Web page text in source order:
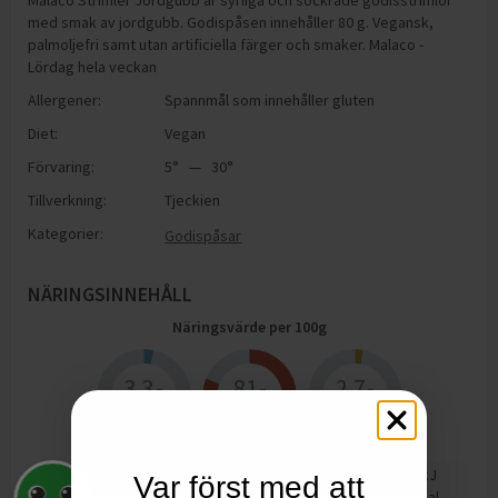
med smak av jordgubb. Godispåsen innehåller 80 g. Vegansk,
palmoljefri samt utan artificiella färger och smaker. Malaco -
Lördag hela veckan
Allergener:
Spannmål som innehåller gluten
Diet:
Vegan
Förvaring:
5° — 30°
Tillverkning:
Tjeckien
Kategorier:
Godispåsar
NÄRINGSINNEHÅLL
Näringsvärde per 100g
3.3g 81g 2.7g
Energi
kJ
Var först med att